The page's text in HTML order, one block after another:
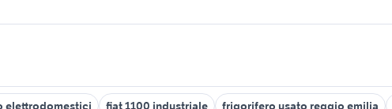
elettrodomestici fiat 1100 industriale frigorifero usato reggio emilia